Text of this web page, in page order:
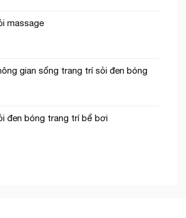
massage
gian sống trang trí sỏi đen bóng
đen bóng trang trí bể bơi